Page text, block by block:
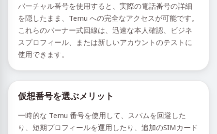
バーチャル番号を使用すると、実際の電話番号の詳細
を隠したまま、Temu への完全なアクセスが可能です。
これらのバーナー式回線は、迅速な本人確認、ビジネ
スプロフィール、または新しいアカウントのテストに
使用できます。
仮想番号を選ぶメリット
一時的な Temu 番号を使用して、スパムを回避した
り、短期プロフィールを運用したり、追加のSIMカード